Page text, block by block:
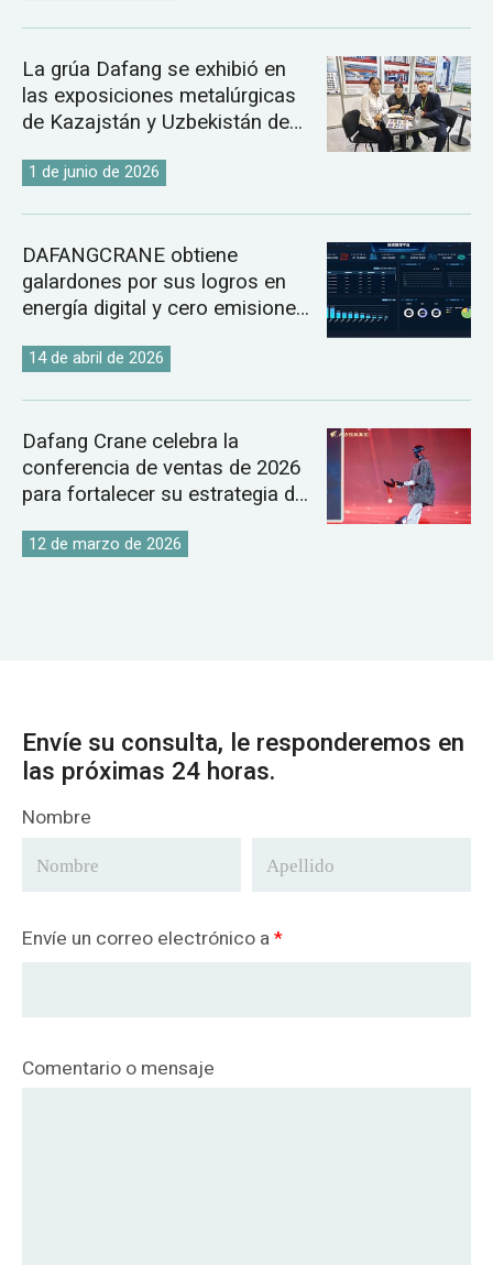
La grúa Dafang se exhibió en
las exposiciones metalúrgicas
de Kazajstán y Uzbekistán de
1 de junio de 2026
DAFANGCRANE obtiene
galardones por sus logros en
energía digital y cero emisiones
14 de abril de 2026
Dafang Crane celebra la
conferencia de ventas de 2026
para fortalecer su estrategia de
12 de marzo de 2026
Envíe su consulta, le responderemos en
las próximas 24 horas.
Nombre
Envíe un correo electrónico a*
Comentario o mensaje